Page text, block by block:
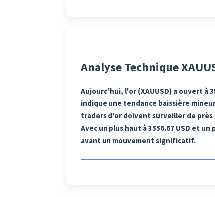
Analyse Technique
Aujourd'hui, l'or (XAUUSD) a ouvert à
indique une tendance baissière
traders d'or doivent surveiller de
Avec un plus haut à 3556.67 USD et
avant un mouvement significatif.